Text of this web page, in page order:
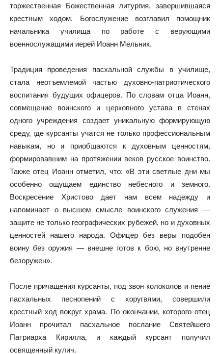
торжественная Божественная литургия, завершившаяся
крестным ходом. Богослужение возглавил помощник
начальника училища по работе с верующими
военнослужащими иерей Иоанн Мельник.
Традиция проведения пасхальной службы в училище,
стала неотъемлемой частью духовно-патриотического
воспитания будущих офицеров. По словам отца Иоанн,
совмещение воинского и церковного устава в стенах
одного учреждения создает уникальную формирующую
среду, где курсанты учатся не только профессиональным
навыкам, но и приобщаются к духовным ценностям,
формировавшим на протяжении веков русское воинство.
Также отец Иоанн отметил, что: «В эти светлые дни мы
особенно ощущаем единство небесного и земного.
Воскресение Христово дает нам всем надежду и
напоминает о высшем смысле воинского служения —
защите не только географических рубежей, но и духовных
ценностей нашего народа. Офицер без веры подобен
воину без оружия — внешне готов к бою, но внутренне
безоружен».
После причащения курсанты, под звон колоколов и пение
пасхальных песнопений с хоругвями, совершили
крестный ход вокруг храма. По окончании, которого отец
Иоанн прочитал пасхальное послание Святейшего
Патриарха Кирилла, и каждый курсант получил
освященный кулич.